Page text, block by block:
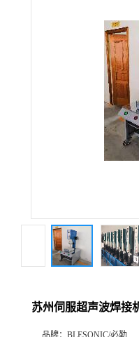
苏州伺服超声波焊接
品牌： BLESONIC/必勒